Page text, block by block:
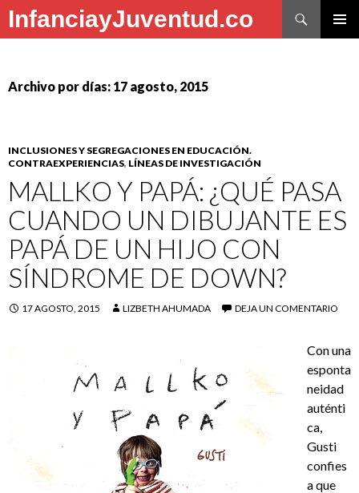
InfanciayJuventud.co
Buscar
Archivo por días: 17 agosto, 2015
INCLUSIONES Y SEGREGACIONES EN EDUCACIÓN.
CONTRAEXPERIENCIAS, LÍNEAS DE INVESTIGACIÓN
MALLKO Y PAPÁ: ¿QUÉ PASA
CUANDO UN DIBUJANTE ES
PAPÁ DE UN HIJO CON
SÍNDROME DE DOWN?
17 AGOSTO, 2015 LIZBETH AHUMADA DEJA UN COMENTARIO
Con una
esponta
neidad
auténti
ca,
Gusti
confies
a que